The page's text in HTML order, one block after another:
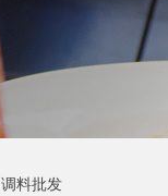
调料批发